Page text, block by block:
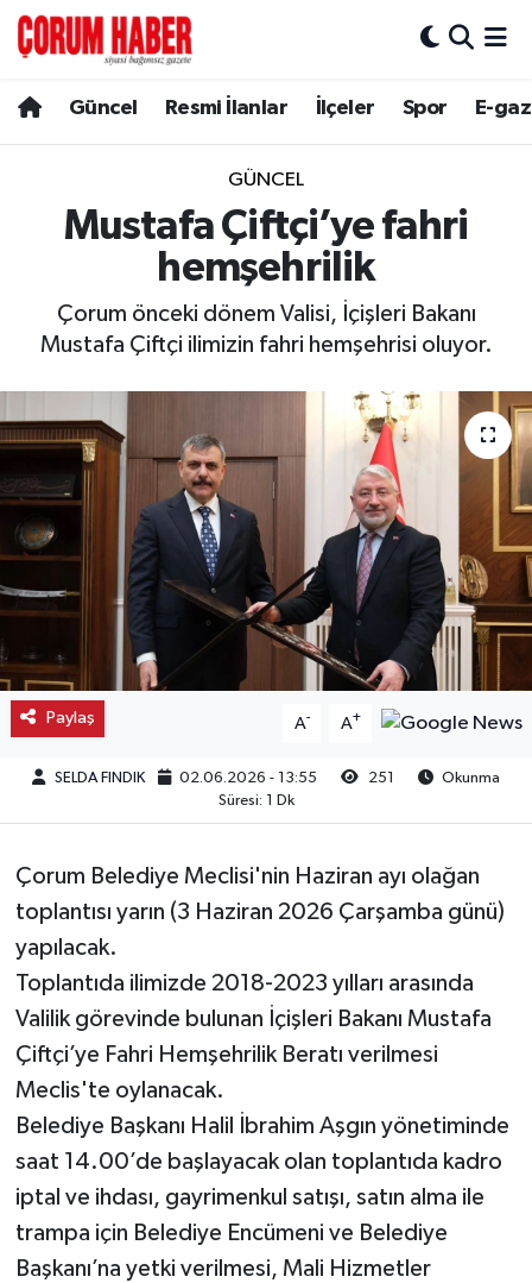
Güncel Resmi İlanlar İlçeler Spor E-
GÜNCEL
Mustafa Çiftçi’ye fahri
hemşehrilik
Çorum önceki dönem Valisi, İçişleri Bakanı
Mustafa Çiftçi ilimizin fahri hemşehrisi oluyor.
Paylaş A- A+
SELDA FINDIK 02.06.2026 - 13:55 251
Okunma
Süresi: 1 Dk
Çorum Belediye Meclisi'nin Haziran ayı olağan
toplantısı yarın (3 Haziran 2026 Çarşamba günü)
yapılacak.
Toplantıda ilimizde 2018-2023 yılları arasında
Valilik görevinde bulunan İçişleri Bakanı Mustafa
Çiftçi’ye Fahri Hemşehrilik Beratı verilmesi
Meclis'te oylanacak.
Belediye Başkanı Halil İbrahim Aşgın yönetiminde
saat 14.00’de başlayacak olan toplantıda kadro
iptal ve ihdası, gayrimenkul satışı, satın alma ile
trampa için Belediye Encümeni ve Belediye
Başkanı’na yetki verilmesi, Mali Hizmetler
Spor
Resmi İlanlar
Bayat
Boğazkale
Dodurga
İskilip
Mecitözü
Osmancık
Sungurlu
Sağlık
Hava Durumu
Çorum Namaz Vakitleri
Trafik Durumu
Süper Lig Puan Durumu ve Fikstür
Tüm Manşetler
Son Dakika Haberleri
Haber Arşivi